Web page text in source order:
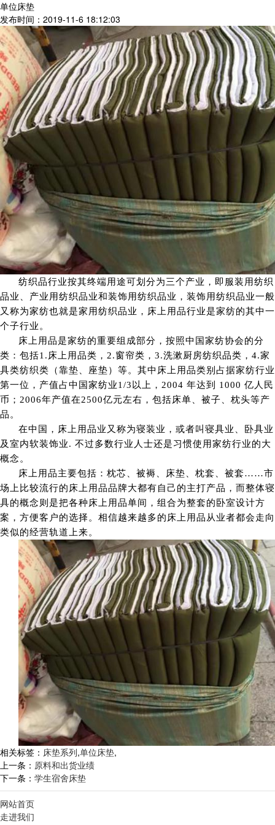
单位床垫
发布时间：2019-11-6 18:12:03
纺织品行业按其终端用途可划分为三个产业，即服装用纺织
品业、产业用纺织品业和装饰用纺织品业，装饰用纺织品业一般
又称为家纺也就是家用纺织品业，床上用品行业是家纺的其中一
个子行业。
床上用品是家纺的重要组成部分，按照中国家纺协会的分
类：包括1.床上用品类，2.窗帘类，3.洗漱厨房纺织品类，4.家
具类纺织类（靠垫、座垫）等。其中床上用品类别占据家纺行业
第一位，产值占中国家纺业1/3以上，2004 年达到 1000 亿人民
币；2006年产值在2500亿元左右，包括床单、被子、枕头等产
品。
在中国，床上用品业又称为寝装业，或者叫寝具业、卧具业
及室内软装饰业. 不过多数行业人士还是习惯使用家纺行业的大
概念。
床上用品主要包括：枕芯、被褥、床垫、枕套、被套……市
场上比较流行的床上用品品牌大都有自己的主打产品，而整体寝
具的概念则是把各种床上用品单间，组合为整套的卧室设计方
案，方便客户的选择。相信越来越多的床上用品从业者都会走向
类似的经营轨道上来。
相关标签： 床垫系列,单位床垫,
上一条： 原料和出货业绩
下一条： 学生宿舍床垫
网站首页
走进我们